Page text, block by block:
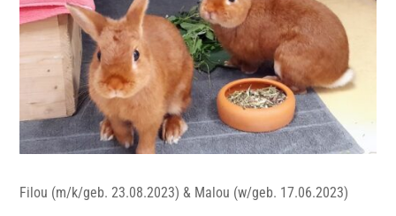
Filou (m/k/geb. 23.08.2023) & Malou (w/geb. 17.06.2023)